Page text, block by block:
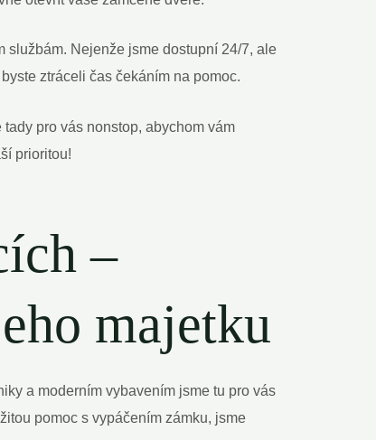
Nejenže jsme dostupní 24/7, ale
ztráceli čas čekáním na pomoc.
pro vás nonstop, abychom vám
prioritou!
–
majetku
a moderním vybavením jsme tu pro vás
pomoc s vypáčením zámku, jsme